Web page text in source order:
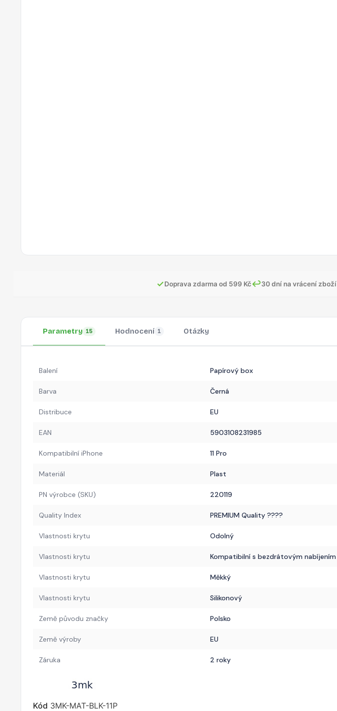
✓Doprava zdarma od 599 Kč↩30 dní na vrácení zboží
Parametry 15 Hodnocení 1 Otázky
Balení Papírový box
Barva Černá
Distribuce EU
EAN 5903108231985
Kompatibilní iPhone 11 Pro
Materiál Plast
PN výrobce (SKU) 220119
Quality Index PREMIUM Quality ????
Vlastnosti krytu Odolný
Vlastnosti krytu Kompatibilní s bezdrátovým nabíjením
Vlastnosti krytu Měkký
Vlastnosti krytu Silikonový
Země původu značky Polsko
Země výroby EU
Záruka 2 roky
Kód 3MK-MAT-BLK-11P